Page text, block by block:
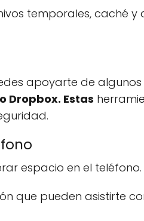
temporales, caché y
apoyarte de algunos
Dropbox. Estas
espacio en el teléfono.
que pueden asistirte